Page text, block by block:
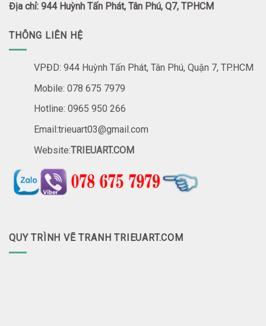
Địa chỉ: 944 Huỳnh Tấn Phát, Tân Phú, Q7, TPHCM
THÔNG LIÊN HỆ
VPĐD: 944 Huỳnh Tấn Phát, Tân Phú, Quận 7, TP.HCM
Mobile: 078 675 7979
Hotline: 0965 950 266
Email:trieuart03@gmail.com
Website:TRIEUART.COM
QUY TRÌNH VẼ TRANH TRIEUART.COM